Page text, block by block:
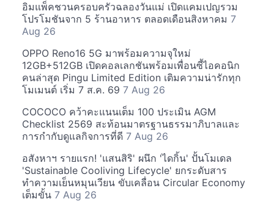
อิมแพ็คชวนครอบครัวฉลองวันแม่ เปิดแคมเปญรวม
โปรโมชันจาก 5 ร้านอาหาร ตลอดเดือนสิงหาคม 7
Aug 26
OPPO Reno16 5G มาพร้อมความจุใหม่
12GB+512GB เปิดคอลเลกชันพร้อมเพื่อนซี้ไอคอนิก
คนล่าสุด Pingu Limited Edition เติมความน่ารักทุก
โมเมนต์ เริ่ม 7 ส.ค. 69 7 Aug 26
COCOCO คว้าคะแนนเต็ม 100 ประเมิน AGM
Checklist 2569 สะท้อนมาตรฐานธรรมาภิบาลและ
การกำกับดูแลกิจการที่ดี 7 Aug 26
อสังหาฯ รายแรก! 'แสนสิริ' ผนึก 'ไดกิ้น' ปั้นโมเดล
'Sustainable Cooliving Lifecycle' ยกระดับสาร
ทำความเย็นหมุนเวียน ขับเคลื่อน Circular Economy
เต็มขั้น 7 Aug 26